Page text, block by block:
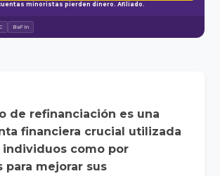
minoristas pierden dinero. Afiliado.
BaFin
de refinanciación es una
financiera crucial utilizada
como por
para mejorar sus